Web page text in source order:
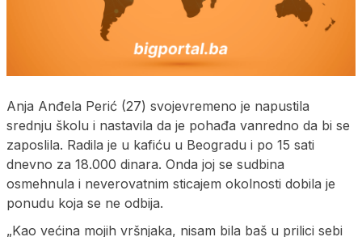
Anja Anđela Perić (27) svojevremeno je napustila
srednju školu i nastavila da je pohađa vanredno da bi se
zaposlila. Radila je u kafiću u Beogradu i po 15 sati
dnevno za 18.000 dinara. Onda joj se sudbina
osmehnula i neverovatnim sticajem okolnosti dobila je
ponudu koja se ne odbija.
„Kao većina mojih vršnjaka, nisam bila baš u prilici sebi